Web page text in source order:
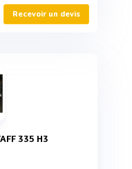
Recevoir un devis
335 H3